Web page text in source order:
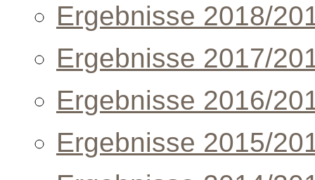
Ergebnisse 2018/
Ergebnisse 2017/
Ergebnisse 2016/
Ergebnisse 2015/